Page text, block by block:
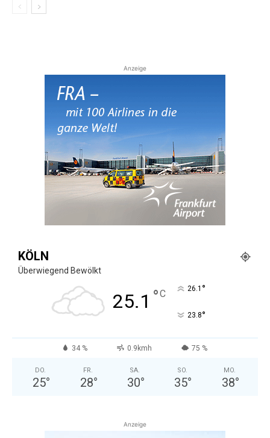
Anzeige
KÖLN
Überwiegend Bewölkt
25.1 °C 26.1 °
23.8°
34 % 0.9kmh 75 %
DO.
25°
FR.
28°
SA.
30°
SO.
35°
MO.
38°
Anzeige